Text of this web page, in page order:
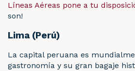
Líneas Aéreas pone a tu
son!
Lima (Perú)
La capital peruana es
gastronomía y su gran bagaje